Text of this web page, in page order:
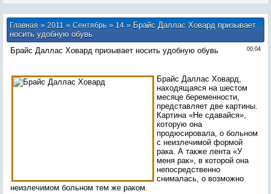
Главная»2011 » Сентябрь » 14» Брайс Даллас Ховард призывает
носить удобную обувь
00:04
Брайс Даллас Ховард призывает носить удобную обувь
Брайс Даллас Ховард,
находящаяся на шестом
месяце беременности,
представляет две картины.
Картина «Не сдавайся»,
которую она
продюсировала, о больном
с неизлечимой формой
рака. А также лента «У
меня рак», в которой она
непосредственно
снималась, о возможно
неизлечимом больном тем же раком.